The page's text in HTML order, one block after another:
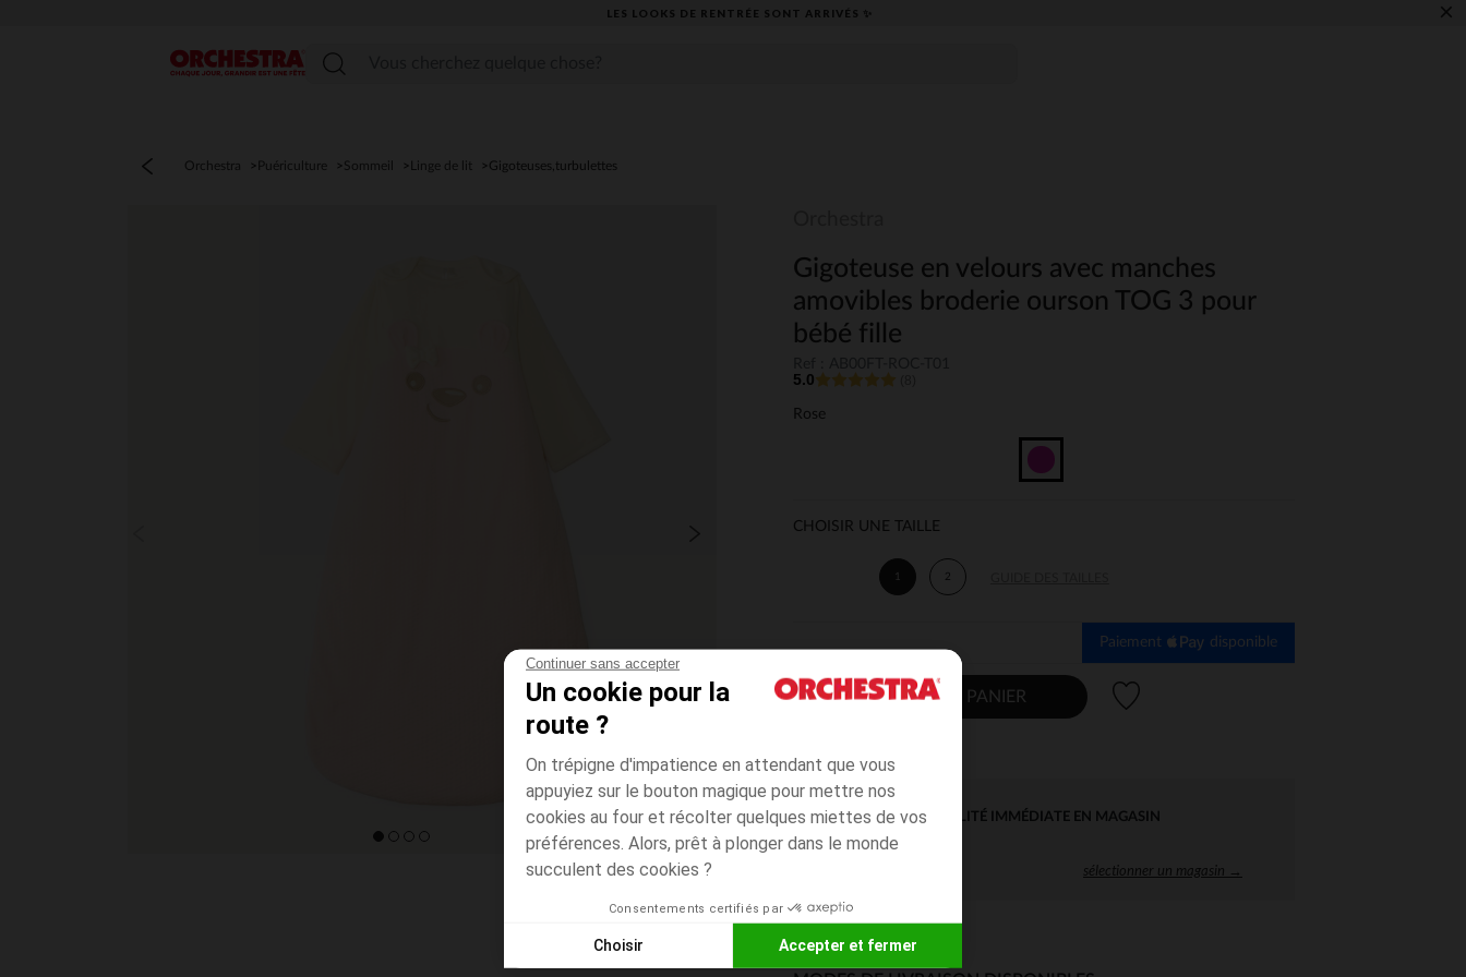
Continuer sans accepter
Un cookie pour la
route ?
On trépigne d'impatience en attendant que vous
appuyiez sur le bouton magique pour mettre nos
cookies au four et récolter quelques miettes de vos
préférences. Alors, prêt à plonger dans le monde
succulent des cookies ?
Consentements certifiés par
Choisir Accepter et fermer
LES LOOKS DE RENTRÉE SONT ARRIVÉS ✨ ×
Menu
Orchestra Puériculture Sommeil Linge de lit Gigoteuses,turbulettes
Gigoteuse en velours avec manches
amovibles broderie ourson TOG 3 pour
bébé fille
5.0
Rose
CHOISIR UNE TAILLE
1 2
Paiement disponible
AJOUTER AU PANIER
DISPONIBILITÉ IMMÉDIATE EN MAGASIN
sélectionner un magasin →